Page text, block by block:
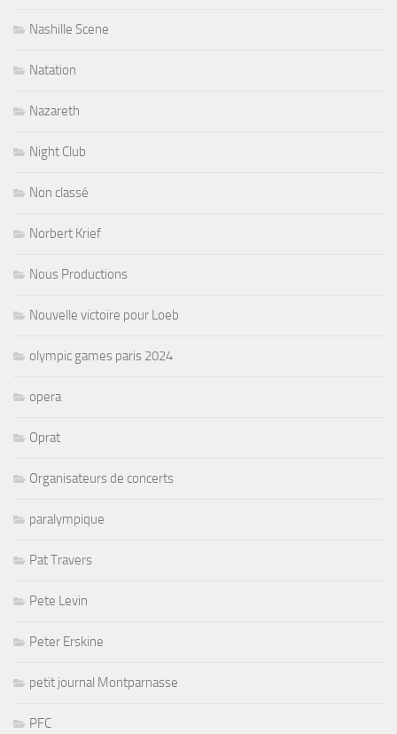
Nashille Scene
Natation
Nazareth
Night Club
Non classé
Norbert Krief
Nous Productions
Nouvelle victoire pour Loeb
olympic games paris 2024
opera
Oprat
Organisateurs de concerts
paralympique
Pat Travers
Pete Levin
Peter Erskine
petit journal Montparnasse
PFC